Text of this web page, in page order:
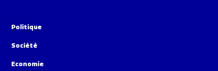
Politique
Société
Economie